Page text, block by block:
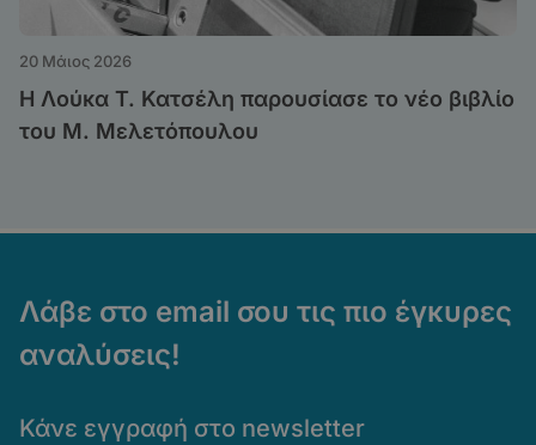
20 Μάιος 2026
Η Λούκα Τ. Κατσέλη παρουσίασε το νέο βιβλίο
του Μ. Μελετόπουλου
Λάβε στο email σου τις πιο έγκυρες
αναλύσεις!
Κάνε εγγραφή στο newsletter